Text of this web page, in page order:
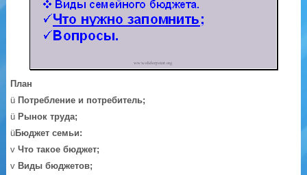
План
ü Потребление и потребитель;
ü Рынок труда;
üБюджет семьи:
v Что такое бюджет;
v Виды бюджетов;